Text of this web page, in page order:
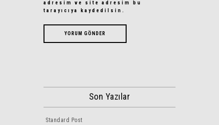
adresim ve site adresim bu
tarayıcıya kaydedilsin.
Son Yazılar
Standard Post